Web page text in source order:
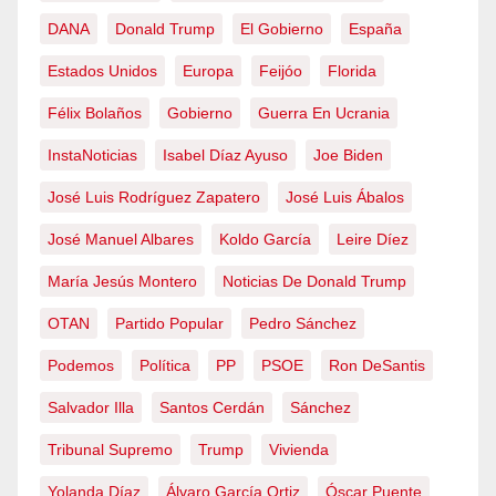
DANA Donald Trump El Gobierno España
Estados Unidos Europa Feijóo Florida
Félix Bolaños Gobierno Guerra En Ucrania
InstaNoticias Isabel Díaz Ayuso Joe Biden
José Luis Rodríguez Zapatero José Luis Ábalos
José Manuel Albares Koldo García Leire Díez
María Jesús Montero Noticias De Donald Trump
OTAN Partido Popular Pedro Sánchez
Podemos Política PP PSOE Ron DeSantis
Salvador Illa Santos Cerdán Sánchez
Tribunal Supremo Trump Vivienda
Yolanda Díaz Álvaro García Ortiz Óscar Puente